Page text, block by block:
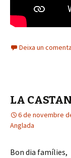
Deixa un
LA
6 de novembre
Anglada
Bon dia famílies,